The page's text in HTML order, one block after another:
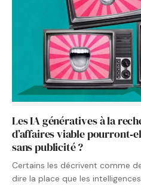
Les IA génératives à la
d’affaires viable
sans publicité ?
Certains les décrivent comme
dire la place que les